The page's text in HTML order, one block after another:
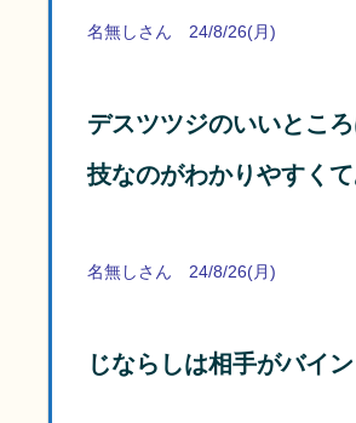
名無しさん 24/8/26(月)
デスツツジのいいとこ
技なのがわかりやすく
名無しさん 24/8/26(月)
じならしは相手がバイ